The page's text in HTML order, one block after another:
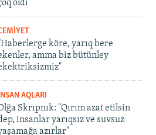
oldı
köre, yarıq bere
amma biz bütünley
AQLARI
Skrıpnık: "Qırım azat etilsin
insanlar yarıqsız ve suvsuz
azırlar"